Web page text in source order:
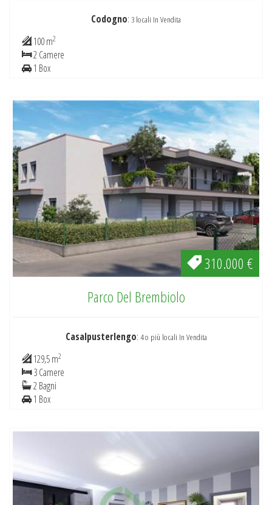
Codogno: 3 locali In Vendita
100 m2
2 Camere
1 Box
310.000 €
Parco Del Brembiolo
Casalpusterlengo: 4 o più locali In Vendita
129,5 m2
3 Camere
2 Bagni
1 Box